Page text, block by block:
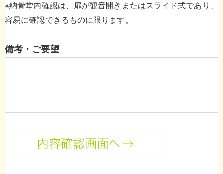
※納骨堂内確認は、扉が観音開きまたはスライド式であり、
容易に確認できるものに限ります。
備考・ご要望